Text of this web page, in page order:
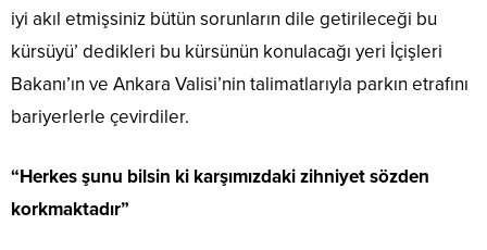
iyi akıl etmişsiniz bütün sorunların dile getirileceği bu
kürsüyü’ dedikleri bu kürsünün konulacağı yeri İçişleri
Bakanı’ın ve Ankara Valisi’nin talimatlarıyla parkın etrafını
bariyerlerle çevirdiler.
“Herkes şunu bilsin ki karşımızdaki zihniyet sözden
korkmaktadır”